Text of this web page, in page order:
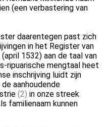
(een verbastering van
daarentegen past zich
in het Register van
ripuarische mengtaal heet
inschrijving luidt zijn
de aanhoudende
(2) in onze streek
familienaam kunnen